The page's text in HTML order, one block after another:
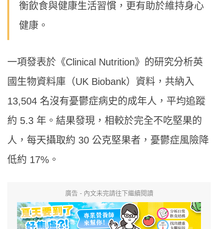
衡飲食與健康生活習慣，更有助於維持身心
健康。
一項發表於《Clinical Nutrition》的研究分析英
國生物資料庫（UK Biobank）資料，共納入
13,504 名沒有憂鬱症病史的成年人，平均追蹤
約 5.3 年。結果發現，相較於完全不吃堅果的
人，每天攝取約 30 公克堅果者，憂鬱症風險降
低約 17%。
廣告 - 內文未完請往下繼續閱讀